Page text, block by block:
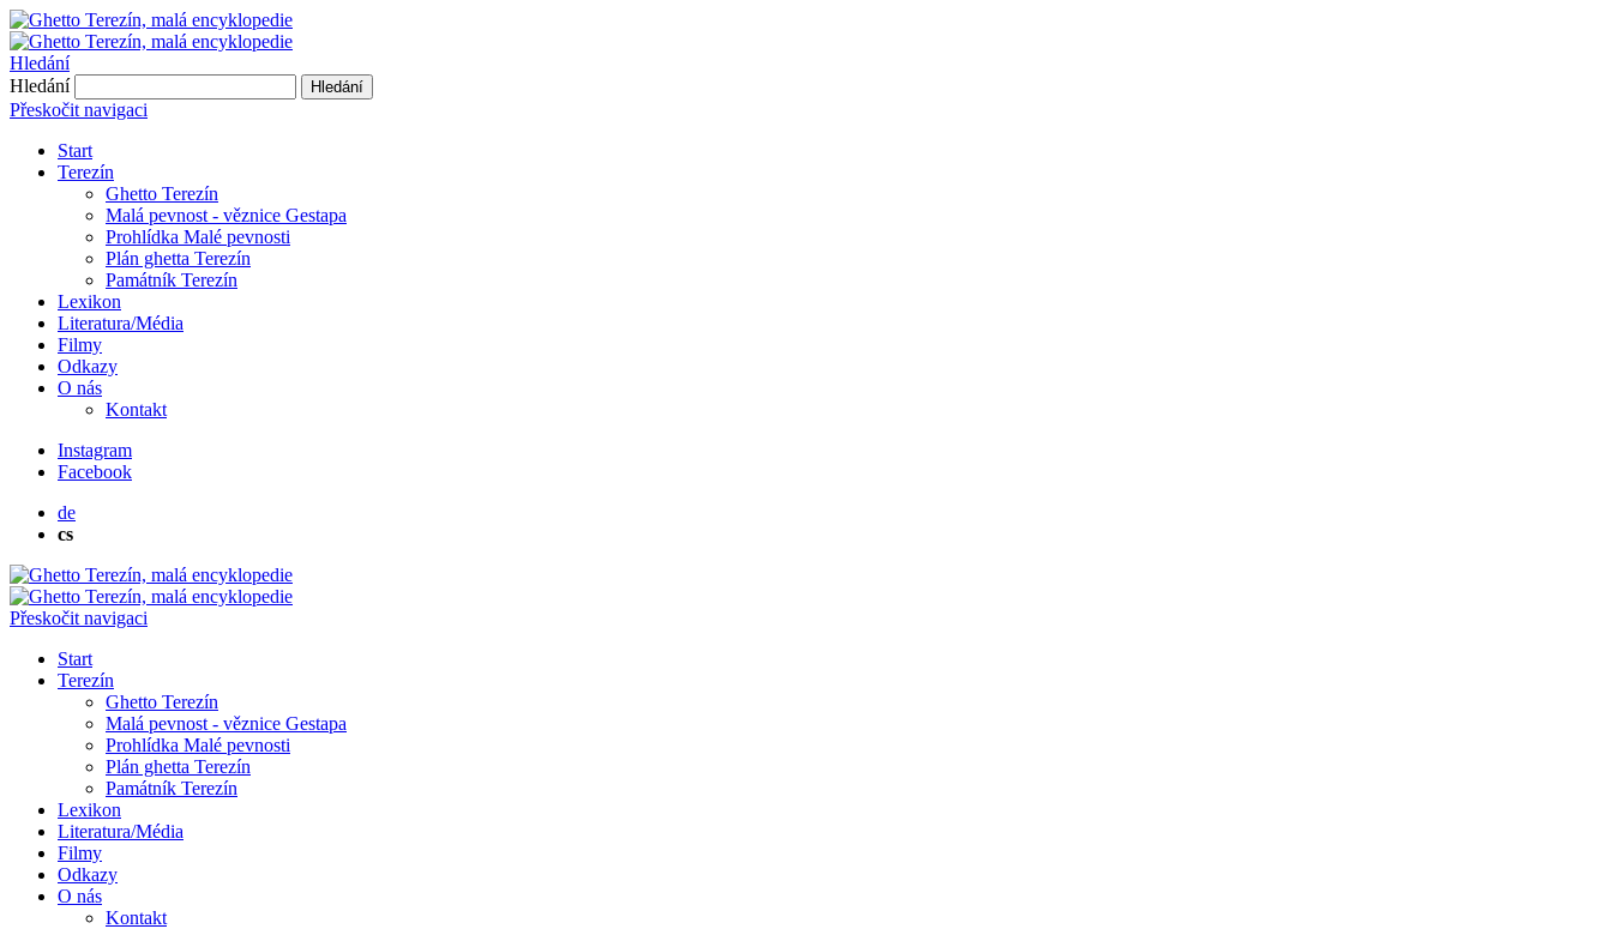
Hledání
Hledání
Hledání
Přeskočit navigaci
Start
Terezín
Ghetto Terezín
Malá pevnost - věznice Gestapa
Prohlídka Malé pevnosti
Plán ghetta Terezín
Památník Terezín
Lexikon
Literatura/Média
Filmy
Odkazy
O nás
Kontakt
Instagram
Facebook
de
cs
Přeskočit navigaci
Start
Terezín
Ghetto Terezín
Malá pevnost - věznice Gestapa
Prohlídka Malé pevnosti
Plán ghetta Terezín
Památník Terezín
Lexikon
Literatura/Média
Filmy
Odkazy
O nás
Kontakt